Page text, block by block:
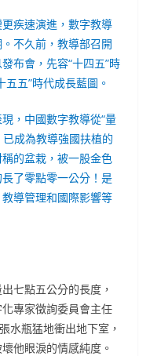
疾速演進，數字教導
不久前，教導部召開
布會，先容“十四五”時
五”時代成長藍圖。
，中國數字教導從“量
已成為教導強國扶植的
的盆栽，被一股金色
了零點零一公分！是
導管理和國際影響等
七點五公分的長度，
專家徵詢委員會主任
水瓶猛地衝出地下室，
他眼淚的情感純度。